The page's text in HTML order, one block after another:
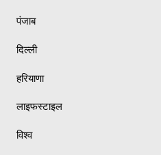
पंजाब
दिल्ली
हरियाणा
लाइफस्टाइल
विश्व